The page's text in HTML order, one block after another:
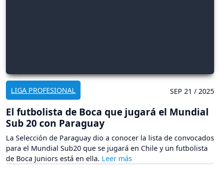
LIGA PROFESIONAL SEP 21 / 2025
El futbolista de Boca que jugará el Mundial
Sub 20 con Paraguay
La Selección de Paraguay dio a conocer la lista de convocados
para el Mundial Sub20 que se jugará en Chile y un futbolista
de Boca Juniors está en ella.